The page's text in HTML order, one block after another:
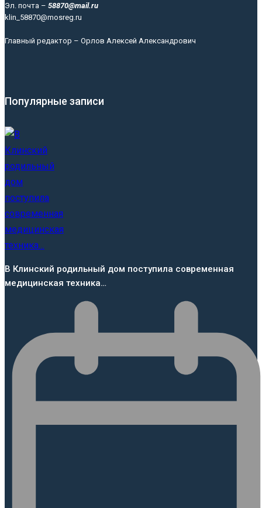
Эл. почта – 58870@mail.ru
klin_58870@mosreg.ru
Главный редактор – Орлов Алексей Александрович
Популярные записи
В Клинский родильный дом поступила современная
медицинская техника…